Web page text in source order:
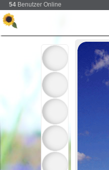
54 Benutzer Online